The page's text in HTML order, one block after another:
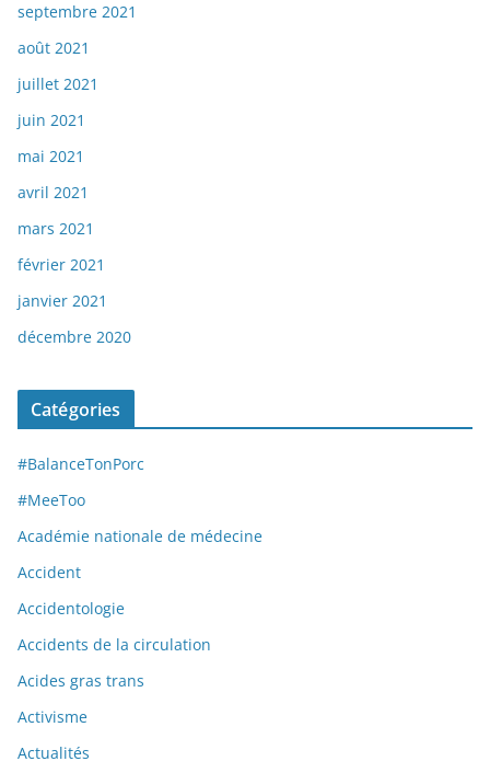
septembre 2021
août 2021
juillet 2021
juin 2021
mai 2021
avril 2021
mars 2021
février 2021
janvier 2021
décembre 2020
Catégories
#BalanceTonPorc
#MeeToo
Académie nationale de médecine
Accident
Accidentologie
Accidents de la circulation
Acides gras trans
Activisme
Actualités